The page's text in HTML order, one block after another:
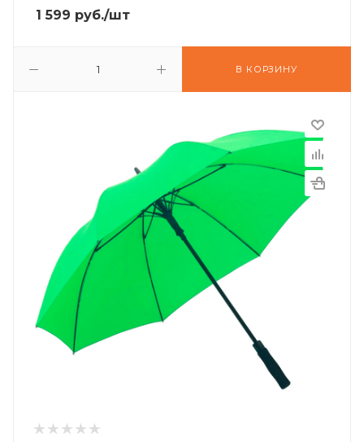
1 599 руб./шт
В КОРЗИНУ